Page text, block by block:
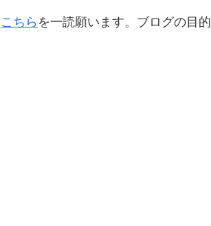
こちら を一読願います。ブログの目